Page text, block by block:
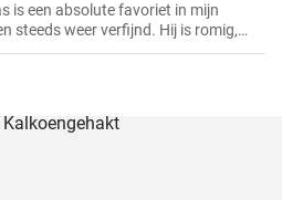
is een absolute favoriet in mijn
steeds weer verfijnd. Hij is romig,
De saus is perfect als dip,
gerechten. Als ervaren hobbykok kan
succes is.